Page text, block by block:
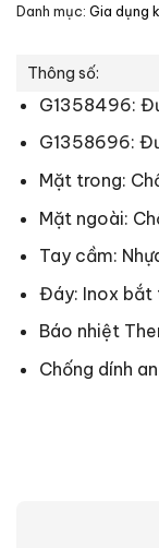
Danh mục: Gia dụng
Thông số:
G1358496:
G1358696:
Mặt trong:
Mặt ngoài:
Tay cầm:
Đáy: Inox bắt
Báo nhiệt
Chống dính